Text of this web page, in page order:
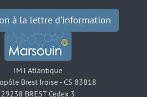
à la lettre d’information
IMT Atlantique
Brest Iroise - CS 83818
29238 BREST Cedex 3